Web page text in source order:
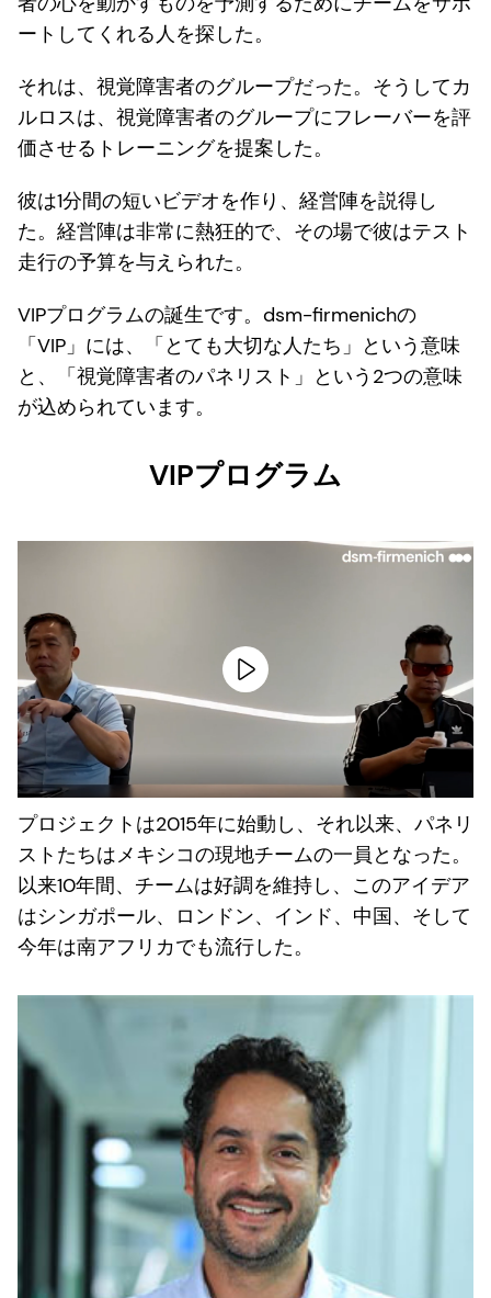
ートしてくれる人を探した。
それは、視覚障害者のグループだった。そうしてカ
ルロスは、視覚障害者のグループにフレーバーを評
価させるトレーニングを提案した。
彼は1分間の短いビデオを作り、経営陣を説得し
た。経営陣は非常に熱狂的で、その場で彼はテスト
走行の予算を与えられた。
VIPプログラムの誕生です。dsm-firmenichの
「VIP」には、「とても大切な人たち」という意味
と、「視覚障害者のパネリスト」という2つの意味
が込められています。
VIPプログラム
プロジェクトは2015年に始動し、それ以来、パネリ
ストたちはメキシコの現地チームの一員となった。
以来10年間、チームは好調を維持し、このアイデア
はシンガポール、ロンドン、インド、中国、そして
今年は南アフリカでも流行した。